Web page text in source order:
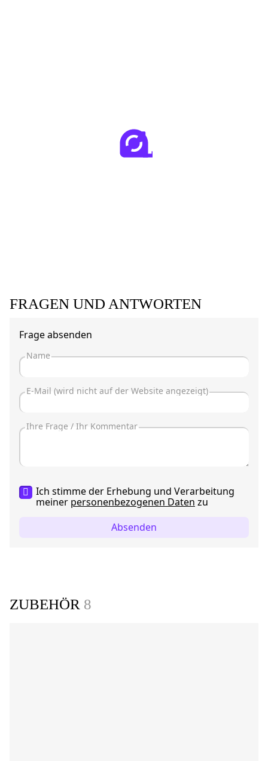
FRAGEN UND ANTWORTEN
Frage absenden
Ich stimme der Erhebung und Verarbeitung
meiner personenbezogenen Daten zu
Absenden
ZUBEHÖR 8